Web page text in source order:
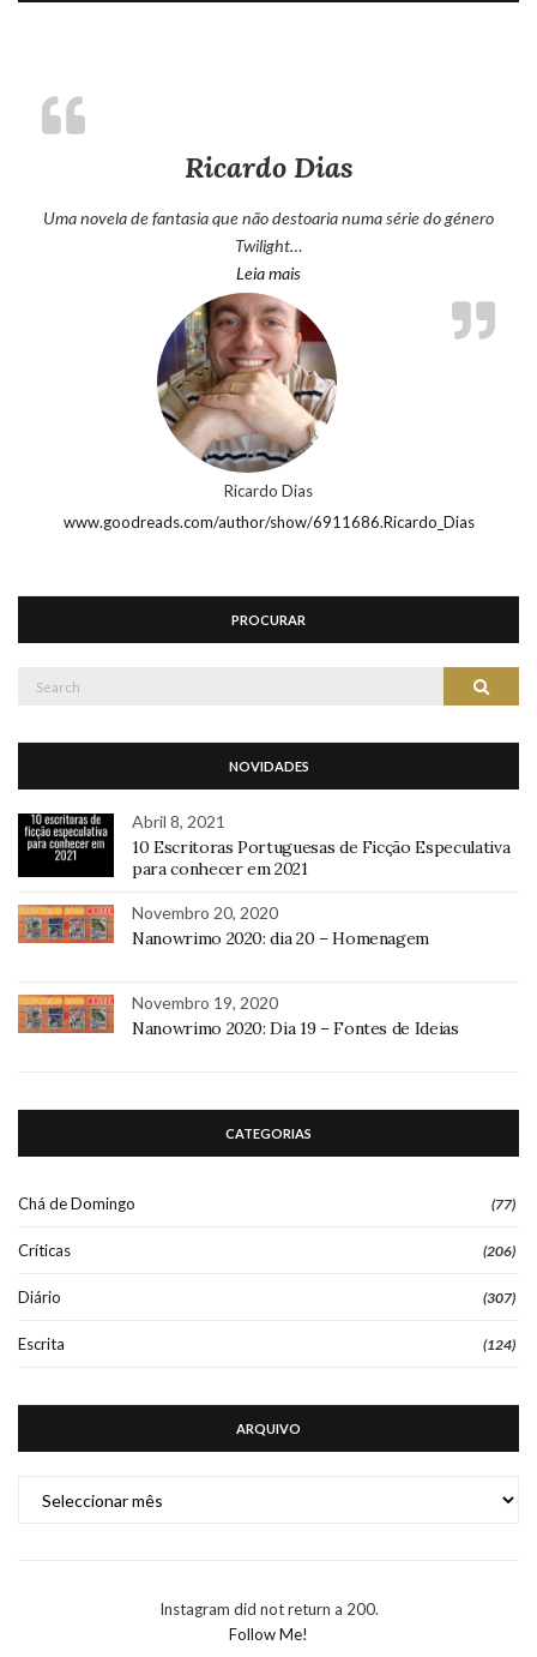
Ricardo Dias
Uma novela de fantasia que não destoaria numa série do género
Twilight…
Leia mais“Ricardo Dias”
Ricardo Dias
www.goodreads.com/author/show/6911686.Ricardo_Dias
PROCURAR
Search
Search
NOVIDADES
Abril 8, 2021
10 Escritoras Portuguesas de Ficção Especulativa
para conhecer em 2021
Novembro 20, 2020
Nanowrimo 2020: dia 20 – Homenagem
Novembro 19, 2020
Nanowrimo 2020: Dia 19 – Fontes de Ideias
CATEGORIAS
Chá de Domingo (77)
Críticas (206)
Diário (307)
Escrita (124)
ARQUIVO
Instagram did not return a 200.
Follow Me!